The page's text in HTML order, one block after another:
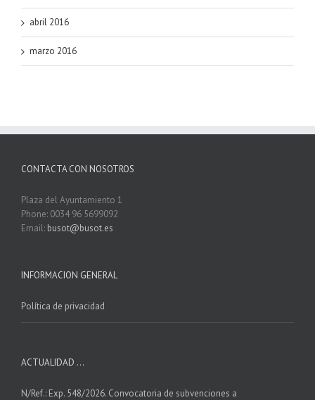
abril 2016
marzo 2016
CONTACTA CON NOSOTROS
Plaza del Ayuntamiento 1
Phone: 0034 96 5699092
Email: busot@busot.es
INFORMACION GENERAL
Política de privacidad
ACTUALIDAD …
N/Ref.: Exp. 548/2026. Convocatoria de subvenciones a